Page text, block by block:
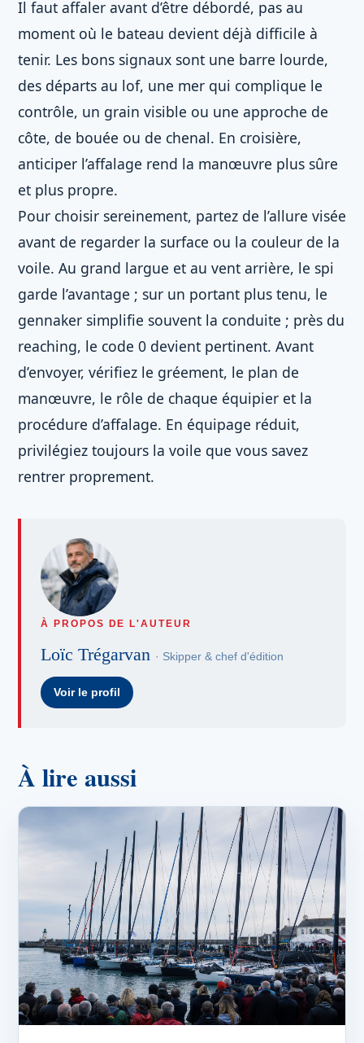
Il faut affaler avant d’être débordé, pas au
moment où le bateau devient déjà difficile à
tenir. Les bons signaux sont une barre lourde,
des départs au lof, une mer qui complique le
contrôle, un grain visible ou une approche de
côte, de bouée ou de chenal. En croisière,
anticiper l’affalage rend la manœuvre plus sûre
et plus propre.
Pour choisir sereinement, partez de l’allure visée
avant de regarder la surface ou la couleur de la
voile. Au grand largue et au vent arrière, le spi
garde l’avantage ; sur un portant plus tenu, le
gennaker simplifie souvent la conduite ; près du
reaching, le code 0 devient pertinent. Avant
d’envoyer, vérifiez le gréement, le plan de
manœuvre, le rôle de chaque équipier et la
procédure d’affalage. En équipage réduit,
privilégiez toujours la voile que vous savez
rentrer proprement.
À PROPOS DE L'AUTEUR
Loïc Trégarvan · Skipper & chef d'édition
Voir le profil
À lire aussi